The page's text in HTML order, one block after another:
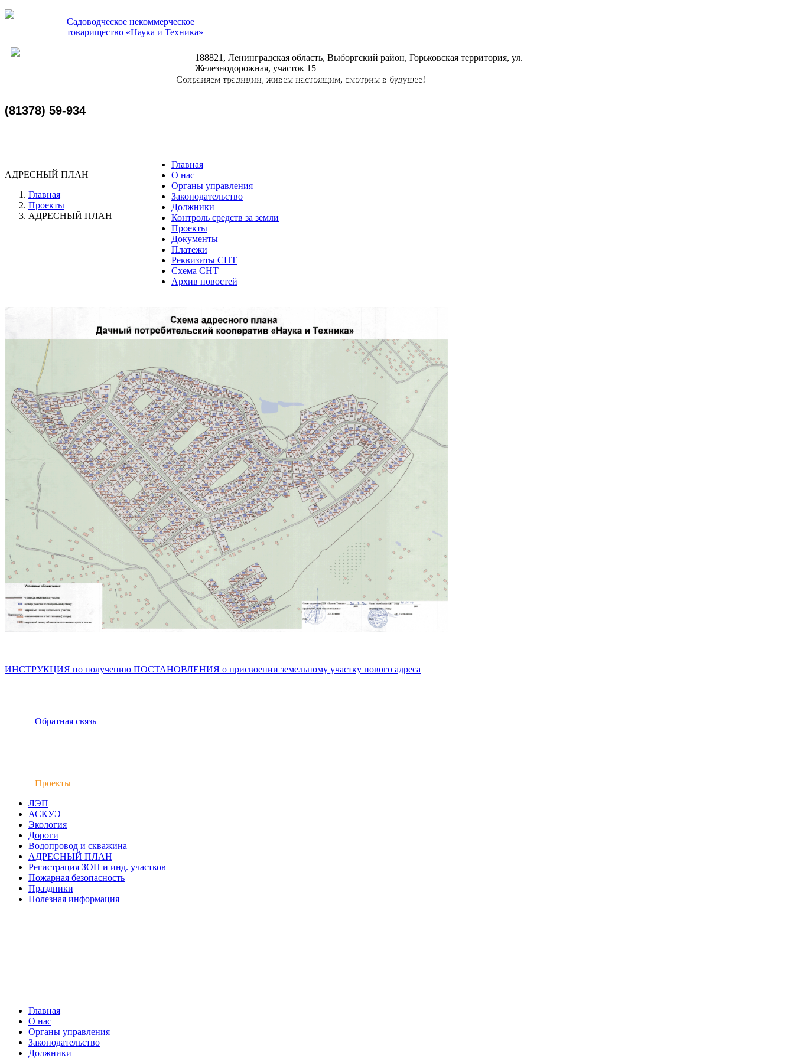
Садоводческое некоммерческое
товарищество «Наука и Техника»
188821, Ленинградская область, Выборгский район, Горьковская территория, ул.
Железнодорожная, участок 15
Сохраняем традиции, живем настоящим, смотрим в будущее!
(81378) 59-934
Главная
О нас
Органы управления
Законодательство
Должники
Контроль средств за земли
Проекты
Документы
Платежи
Реквизиты СНТ
Схема СНТ
Архив новостей
АДРЕСНЫЙ ПЛАН
Главная
Проекты
АДРЕСНЫЙ ПЛАН
ИНСТРУКЦИЯ по получению ПОСТАНОВЛЕНИЯ о присвоении земельному участку нового адреса
Обратная связь
Проекты
ЛЭП
АСКУЭ
Экология
Дороги
Водопровод и скважина
АДРЕСНЫЙ ПЛАН
Регистрация ЗОП и инд. участков
Пожарная безопасность
Праздники
Полезная информация
Главная
О нас
Органы управления
Законодательство
Должники